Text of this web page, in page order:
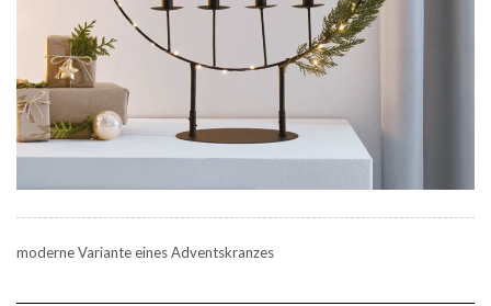
moderne Variante eines Adventskranzes